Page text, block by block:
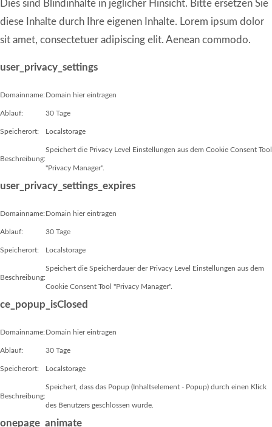
Dies sind Blindinhalte in jeglicher Hinsicht. Bitte ersetzen Sie
diese Inhalte durch Ihre eigenen Inhalte. Lorem ipsum dolor
sit amet, consectetuer adipiscing elit. Aenean commodo.
user_privacy_settings
Domainname: Domain hier eintragen
Ablauf: 30 Tage
Speicherort: Localstorage
Beschreibung:
Speichert die Privacy Level Einstellungen aus dem Cookie Consent Tool
"Privacy Manager".
user_privacy_settings_expires
Domainname: Domain hier eintragen
Ablauf: 30 Tage
Speicherort: Localstorage
Beschreibung:
Speichert die Speicherdauer der Privacy Level Einstellungen aus dem
Cookie Consent Tool "Privacy Manager".
ce_popup_isClosed
Domainname: Domain hier eintragen
Ablauf: 30 Tage
Speicherort: Localstorage
Beschreibung:
Speichert, dass das Popup (Inhaltselement - Popup) durch einen Klick
des Benutzers geschlossen wurde.
onepage_animate